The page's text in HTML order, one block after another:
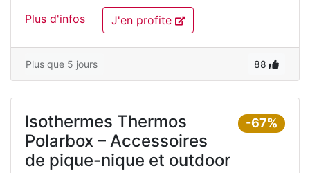
Plus d'infos J'en profite
Plus que 5 jours 88
-67%
Isothermes Thermos
Polarbox – Accessoires
de pique-nique et outdoor